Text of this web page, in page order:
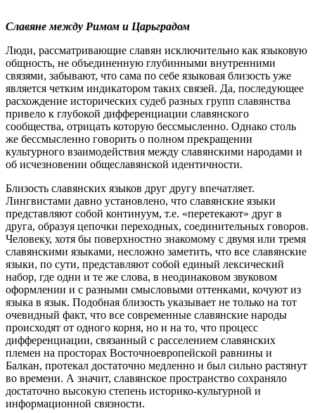
Славяне между Римом и Царьградом
Люди, рассматривающие славян исключительно как языковую
общность, не объединенную глубинными внутренними
связями, забывают, что сама по себе языковая близость уже
является четким индикатором таких связей. Да, последующее
расхождение исторических судеб разных групп славянства
привело к глубокой дифференциации славянского
сообщества, отрицать которую бессмысленно. Однако столь
же бессмысленно говорить о полном прекращении
культурного взаимодействия между славянскими народами и
об исчезновении общеславянской идентичности.
Близость славянских языков друг другу впечатляет.
Лингвистами давно установлено, что славянские языки
представляют собой континуум, т.е. «перетекают» друг в
друга, образуя цепочки переходных, соединительных говоров.
Человеку, хотя бы поверхностно знакомому с двумя или тремя
славянскими языками, несложно заметить, что все славянские
языки, по сути, представляют собой единый лексический
набор, где одни и те же слова, в неодинаковом звуковом
оформлении и с разными смысловыми оттенками, кочуют из
языка в язык. Подобная близость указывает не только на тот
очевидный факт, что все современные славянские народы
происходят от одного корня, но и на то, что процесс
дифференциации, связанный с расселением славянских
племен на просторах Восточноевропейской равнины и
Балкан, протекал достаточно медленно и был сильно растянут
во времени. А значит, славянское пространство сохраняло
достаточно высокую степень историко-культурной и
информационной связности.